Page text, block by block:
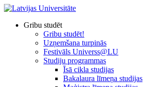
Gribu studēt
Gribu studēt!
Uzņemšana turpinās
Festivāls Universs@LU
Studiju programmas
Īsā cikla studijas
Bakalaura līmeņa studijas